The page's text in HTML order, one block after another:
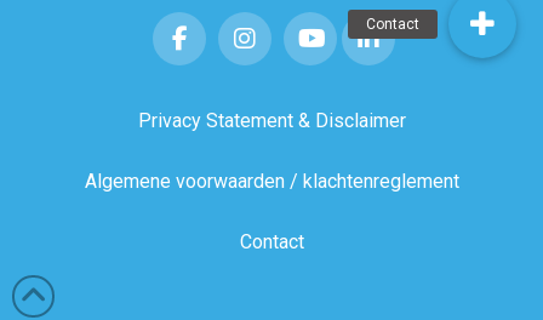
Privacy Statement & Disclaimer
Algemene voorwaarden / klachtenreglement
Contact